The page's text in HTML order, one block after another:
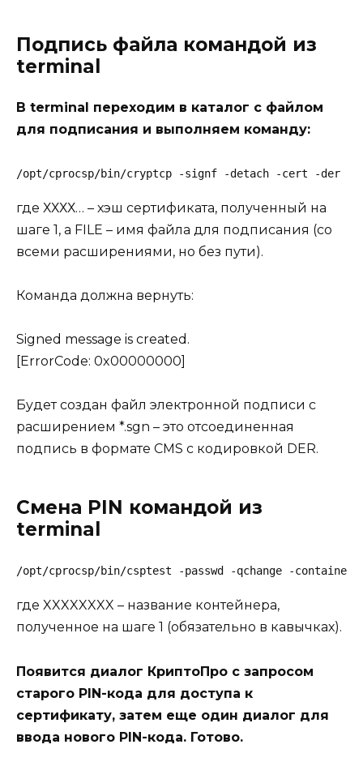
Подпись файла командой из
terminal
В terminal переходим в каталог с файлом
для подписания и выполняем команду:
/opt/cprocsp/bin/cryptcp -signf -detach -cert -der -strict
где ХХХХ… – хэш сертификата, полученный на
шаге 1, а FILE – имя файла для подписания (со
всеми расширениями, но без пути).
Команда должна вернуть:
Signed message is created.
[ErrorCode: 0x00000000]
Будет создан файл электронной подписи с
расширением *.sgn – это отсоединенная
подпись в формате CMS с кодировкой DER.
Смена PIN командой из
terminal
/opt/cprocsp/bin/csptest -passwd -qchange -container
где XXXXXXXX – название контейнера,
полученное на шаге 1 (обязательно в кавычках).
Появится диалог КриптоПро с запросом
старого PIN-кода для доступа к
сертификату, затем еще один диалог для
ввода нового PIN-кода. Готово.